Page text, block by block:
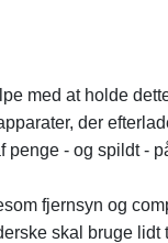
med at holde
der
​​penge - og spildt -
fjernsyn og
skal bruge lidt